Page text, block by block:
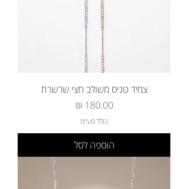
צמיד טניס משולב חצי שרשרת
מחיר‏180.00 ‏₪
כולל מע״מ
הוספה לסל